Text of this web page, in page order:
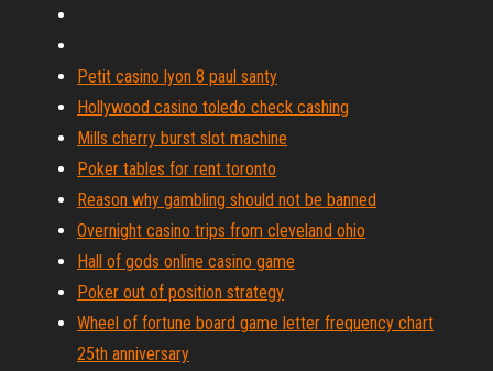
Petit casino lyon 8 paul santy
Hollywood casino toledo check cashing
Mills cherry burst slot machine
Poker tables for rent toronto
Reason why gambling should not be banned
Overnight casino trips from cleveland ohio
Hall of gods online casino game
Poker out of position strategy
Wheel of fortune board game letter frequency chart
25th anniversary